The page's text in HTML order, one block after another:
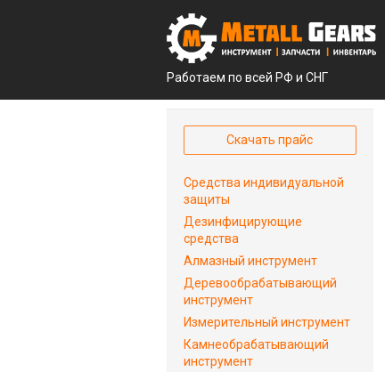
Работаем по всей РФ и СНГ
Скачать прайс
Средства индивидуальной
защиты
Дезинфицирующие
средства
Алмазный инструмент
Деревообрабатывающий
инструмент
Измерительный инструмент
Камнеобрабатывающий
инструмент